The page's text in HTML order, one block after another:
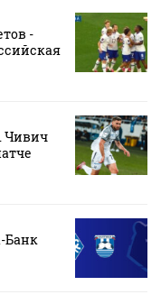
-
Чивич
Банк